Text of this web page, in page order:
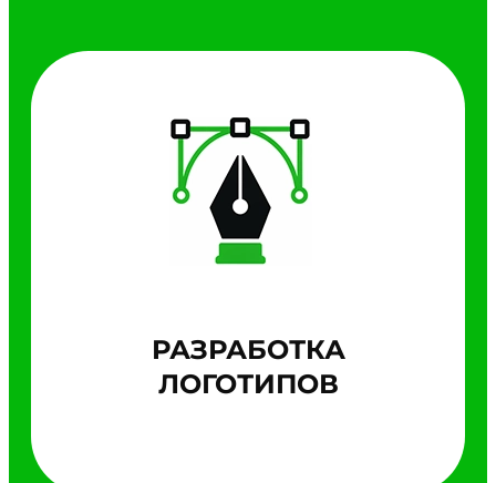
РАЗРАБОТКА
ЛОГОТИПОВ